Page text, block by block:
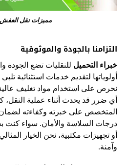
مميزات نقل
التزامنا بالجودة والموثوقية
خبراء التحميل للنقليات تضع الجودة
أولوياتها لتقديم خدمات ستثنائية تلبي
نحرص على استخدام مواد تغليف
أي ضرر قد يحدث أثناء عملية النقل،ك
المتخصص على خبرته وكفاءته لضم
درجات السلاسة وا لمان. سواء كنت ب
أو تجهيزات مكتبية، نحن الخيار المثالي
وآمنة.